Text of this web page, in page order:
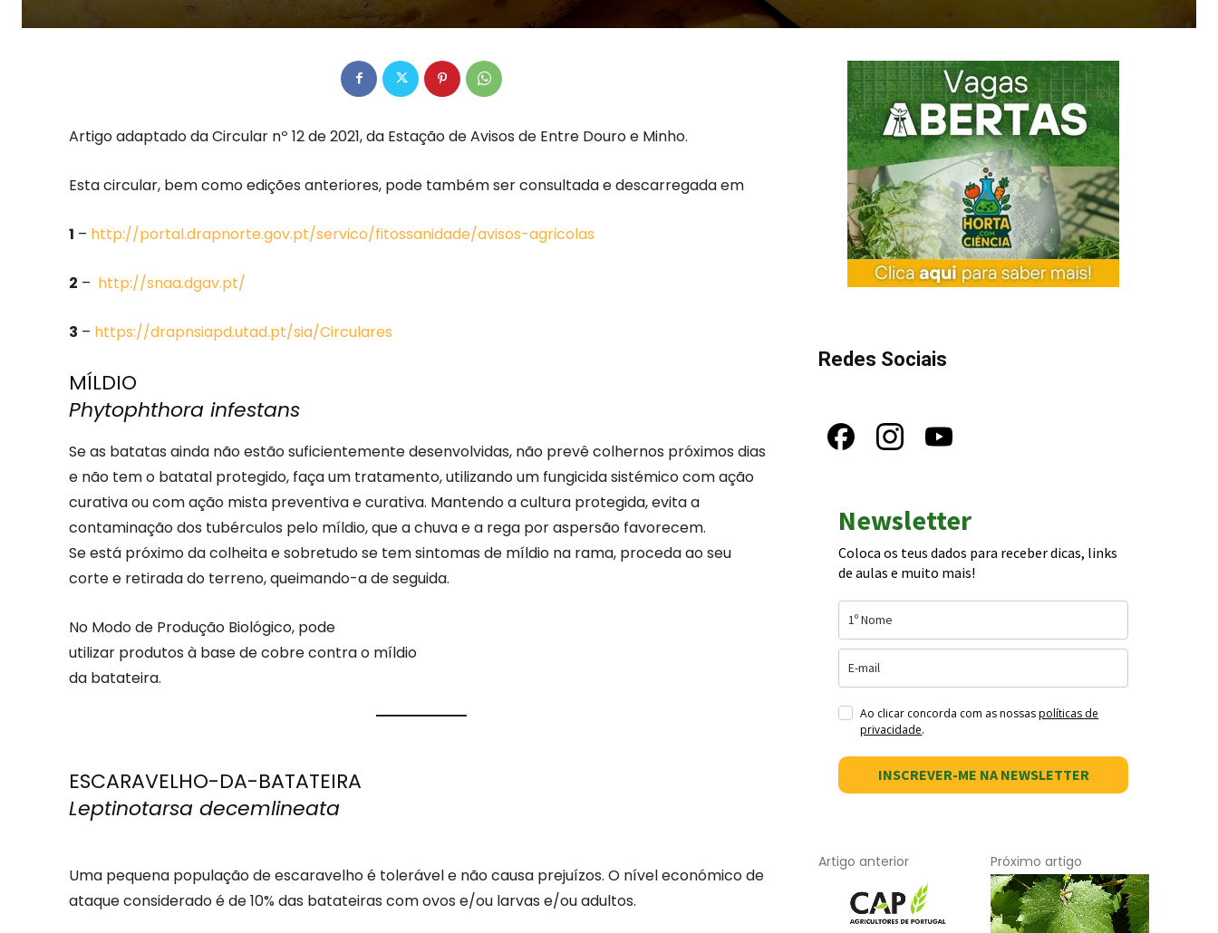
Artigo adaptado da Circular nº 12 de 2021, da Estação de Avisos de Entre Douro e Minho.
Esta circular, bem como edições anteriores, pode também ser consultada e descarregada em
1 – http://portal.drapnorte.gov.pt/servico/fitossanidade/avisos-agricolas
2 – http://snaa.dgav.pt/
3 – https://drapnsiapd.utad.pt/sia/Circulares
MÍLDIO
Phytophthora infestans
Se as batatas ainda não estão suficientemente desenvolvidas, não prevê colhernos próximos dias
e não tem o batatal protegido, faça um tratamento, utilizando um fungicida sistémico com ação
curativa ou com ação mista preventiva e curativa. Mantendo a cultura protegida, evita a
contaminação dos tubérculos pelo míldio, que a chuva e a rega por aspersão favorecem.
Se está próximo da colheita e sobretudo se tem sintomas de míldio na rama, proceda ao seu
corte e retirada do terreno, queimando-a de seguida.
No Modo de Produção Biológico, pode
utilizar produtos à base de cobre contra o míldio
da batateira.
ESCARAVELHO-DA-BATATEIRA
Leptinotarsa decemlineata
Uma pequena população de escaravelho é tolerável e não causa prejuízos. O nível económico de
ataque considerado é de 10% das batateiras com ovos e/ou larvas e/ou adultos.
Redes Sociais
Newsletter
Coloca os teus dados para receber dicas, links
de aulas e muito mais!
Ao clicar concorda com as nossaspolíticas de
privacidade.
INSCREVER-ME NA NEWSLETTER
Artigo anterior Próximo artigo